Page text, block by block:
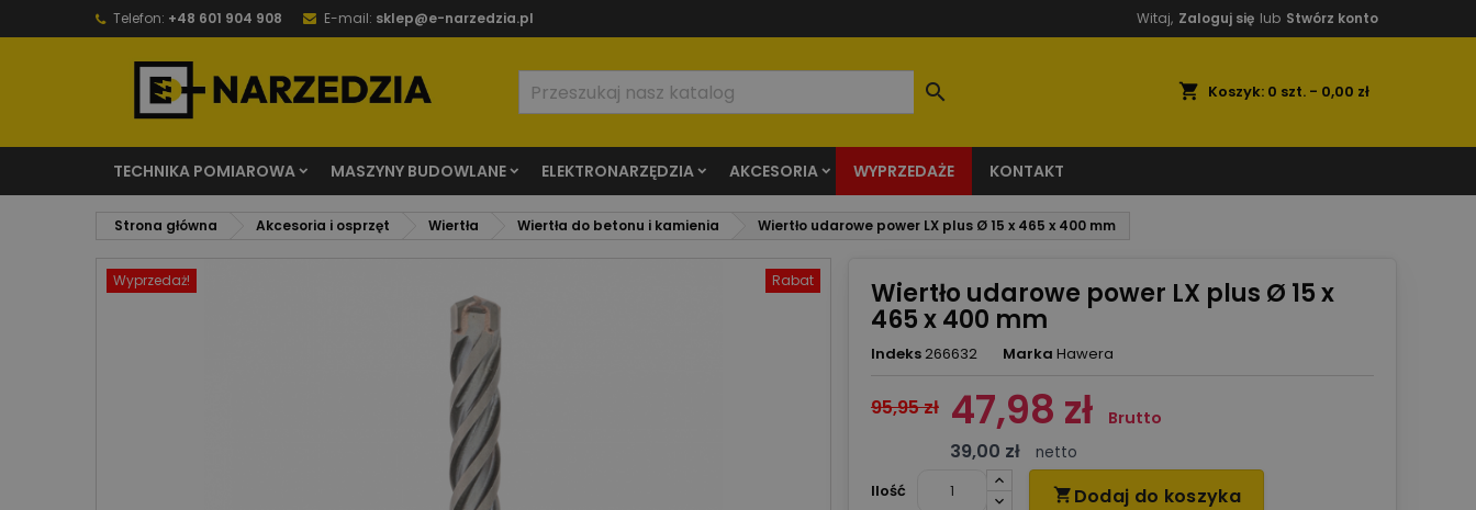
Telefon: +48 601 904 908 E-mail: sklep@e-narzedzia.pl Witaj, Zaloguj się lub Stwórz konto
shopping_cart Koszyk: 0 szt. - 0,00 zł

TECHNIKA POMIAROWA MASZYNY BUDOWLANE ELEKTRONARZĘDZIA AKCESORIA WYPRZEDAŻE KONTAKT
Strona główna Akcesoria i osprzęt Wiertła Wiertła do betonu i kamienia Wiertło udarowe power LX plus Ø 15 x 465 x 400 mm
Wyprzedaż! Rabat Wiertło udarowe power LX plus Ø 15 x
465 x 400 mm
Indeks 266632 Marka Hawera
95,95 zł 47,98 zł Brutto
39,00 zł
netto
Ilość
 Dodaj do koszyka